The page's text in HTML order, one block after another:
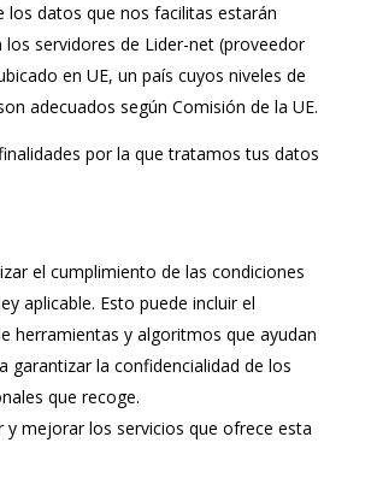
los datos que nos facilitas estarán
los servidores de Lider-net (proveedor
en UE, un país cuyos niveles de
adecuados según Comisión de la UE.
por la que tratamos tus datos
el cumplimiento de las condiciones
aplicable. Esto puede incluir el
herramientas y algoritmos que ayudan
garantizar la confidencialidad de los
que recoge.
y mejorar los servicios que ofrece esta